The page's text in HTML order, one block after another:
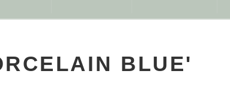
REINHARD
MÄRZ 26, 2015BLUE'